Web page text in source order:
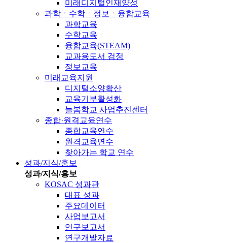
미래디지털인재양성
과학ㆍ수학ㆍ정보ㆍ융합교육
과학교육
수학교육
융합교육(STEAM)
교과용도서 검정
정보교육
미래교육지원
디지털소양확산
교육기부활성화
늘봄학교 사업추진센터
종합·원격교육연수
종합교육연수
원격교육연수
찾아가는 학교 연수
성과/지식/홍보
성과/지식/홍보
KOSAC 성과관
대표 성과
주요데이터
사업보고서
연구보고서
연구개발자료